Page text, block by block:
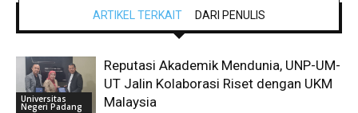
ARTIKEL TERKAIT DARI PENULIS
Universitas
Negeri Padang
Reputasi Akademik Mendunia, UNP-UM-
UT Jalin Kolaborasi Riset dengan UKM
Malaysia